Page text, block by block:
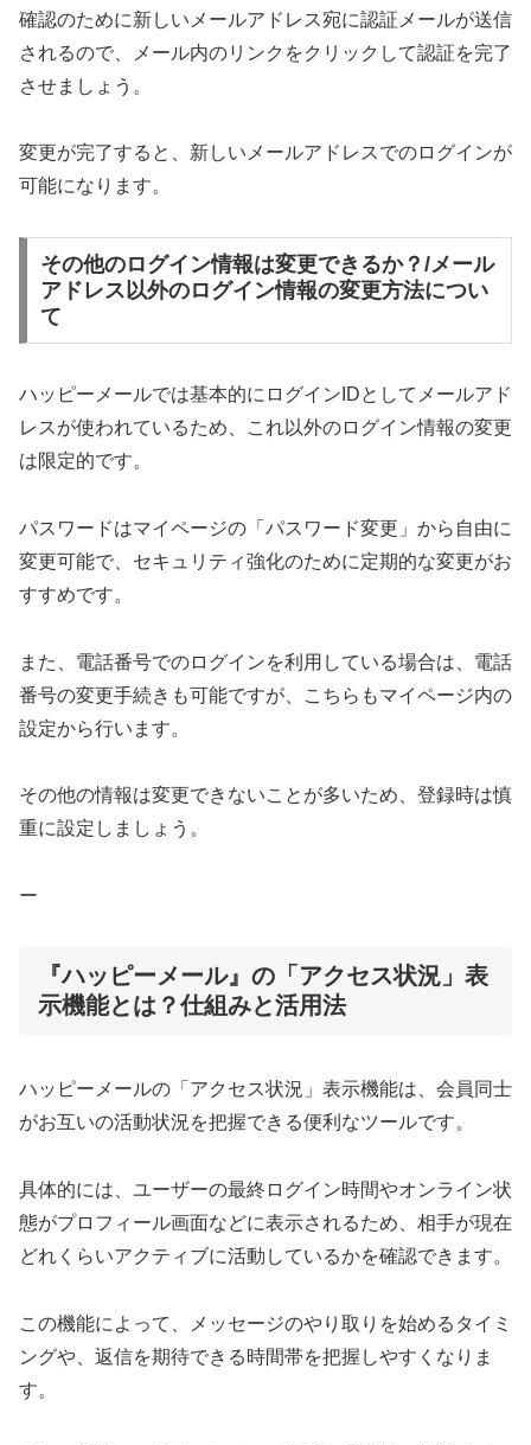
確認のために新しいメールアドレス宛に認証メールが送信
されるので、メール内のリンクをクリックして認証を完了
させましょう。
変更が完了すると、新しいメールアドレスでのログインが
可能になります。
その他のログイン情報は変更できるか？/メール
アドレス以外のログイン情報の変更方法につい
て
ハッピーメールでは基本的にログインIDとしてメールアド
レスが使われているため、これ以外のログイン情報の変更
は限定的です。
パスワードはマイページの「パスワード変更」から自由に
変更可能で、セキュリティ強化のために定期的な変更がお
すすめです。
また、電話番号でのログインを利用している場合は、電話
番号の変更手続きも可能ですが、こちらもマイページ内の
設定から行います。
その他の情報は変更できないことが多いため、登録時は慎
重に設定しましょう。
ー
『ハッピーメール』の「アクセス状況」表
示機能とは？仕組みと活用法
ハッピーメールの「アクセス状況」表示機能は、会員同士
がお互いの活動状況を把握できる便利なツールです。
具体的には、ユーザーの最終ログイン時間やオンライン状
態がプロフィール画面などに表示されるため、相手が現在
どれくらいアクティブに活動しているかを確認できます。
この機能によって、メッセージのやり取りを始めるタイミ
ングや、返信を期待できる時間帯を把握しやすくなりま
す。